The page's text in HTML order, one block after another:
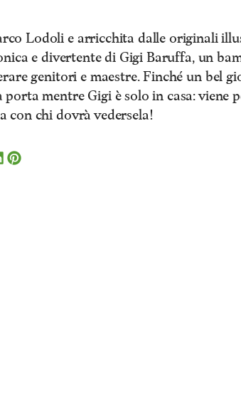
Lodoli e arricchita dalle originali
e divertente di Gigi Baruffa, un
genitori e maestre. Finché un bel
porta mentre Gigi è solo in casa: viene
con chi dovrà vedersela!